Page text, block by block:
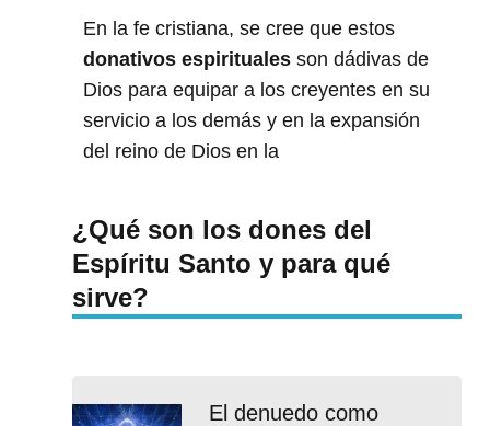
En la fe cristiana, se cree que estos
donativos espirituales son dádivas de
Dios para equipar a los creyentes en su
servicio a los demás y en la expansión
del reino de Dios en la
¿Qué son los dones del
Espíritu Santo y para qué
sirve?
El denuedo como